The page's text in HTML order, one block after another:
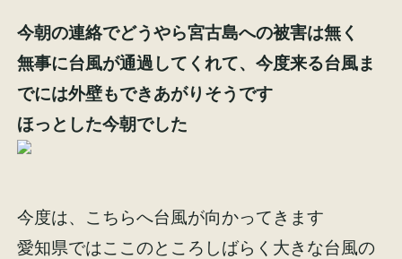
今朝の連絡でどうやら宮古島への被害は無く
無事に台風が通過してくれて、今度来る台風ま
でには外壁もできあがりそうです
ほっとした今朝でした
今度は、こちらへ台風が向かってきます
愛知県ではここのところしばらく大きな台風の
会社概要
スタッフ紹介
家づくりコラム
イベント情報 来場予約